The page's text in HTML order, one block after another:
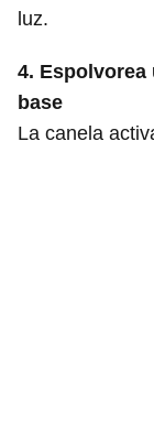
luz.
4. Espolvorea
base
La canela